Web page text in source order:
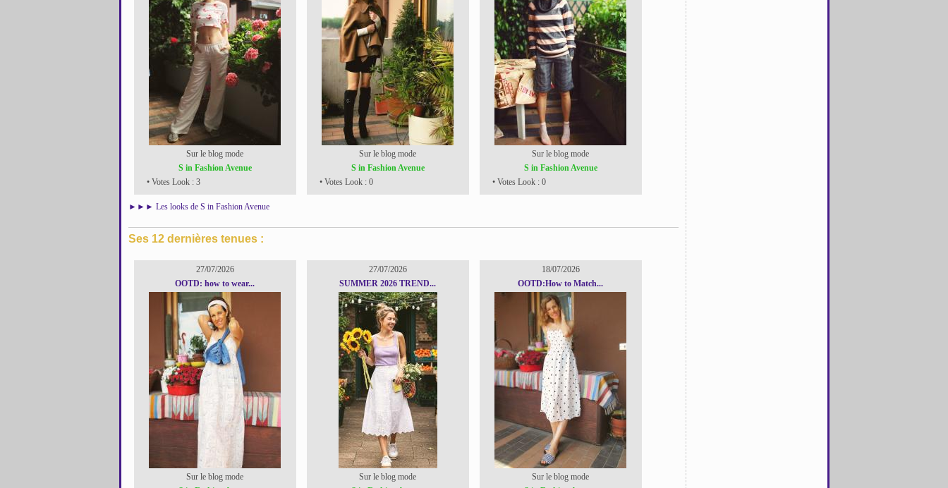
Sur le blog mode
S in Fashion Avenue
• Votes Look : 3
Sur le blog mode
S in Fashion Avenue
• Votes Look : 0
Sur le blog mode
S in Fashion Avenue
• Votes Look : 0
►►► Les looks de S in Fashion Avenue
Ses 12 dernières tenues :
27/07/2026
OOTD: how to wear...
Sur le blog mode
27/07/2026
SUMMER 2026 TREND...
Sur le blog mode
18/07/2026
OOTD:How to Match...
Sur le blog mode